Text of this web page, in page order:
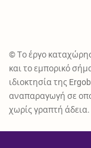
© Το έργο
και το εμπορικό
ιδιοκτησία της
αναπαραγωγή σε
χωρίς γραπτή άδεια.